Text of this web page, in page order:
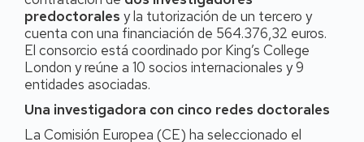
predoctorales y la tutorización de un tercero y
cuenta con una financiación de 564.376,32 euros.
El consorcio está coordinado por King’s College
London y reúne a 10 socios internacionales y 9
entidades asociadas.
Una investigadora con cinco redes doctorales
La Comisión Europea (CE) ha seleccionado el